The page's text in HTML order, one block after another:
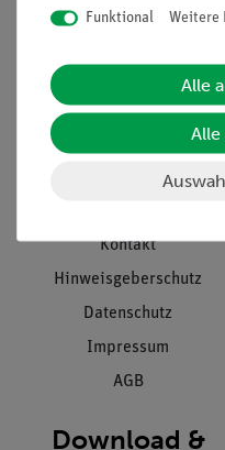
Unternehmen
Projekte und Lösungen
Kontakt
Hinweisgeberschutz
Datenschutz
Impressum
AGB
Download &
Funktional Weitere
Alle